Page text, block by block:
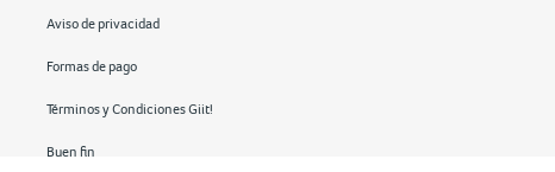
Aviso de privacidad
Formas de pago
Términos y Condiciones Giit!
Buen fin